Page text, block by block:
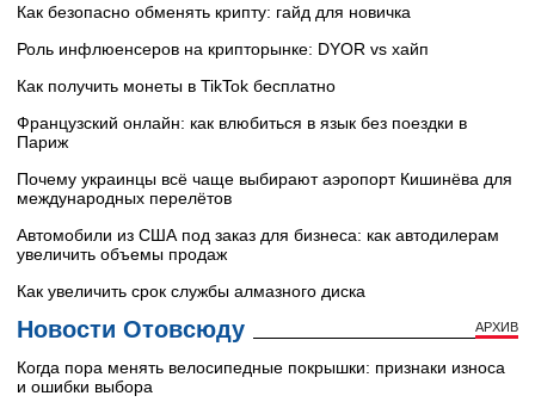
Как безопасно обменять крипту: гайд для новичка
Роль инфлюенсеров на крипторынке: DYOR vs хайп
Как получить монеты в TikTok бесплатно
Французский онлайн: как влюбиться в язык без поездки в
Париж
Почему украинцы всё чаще выбирают аэропорт Кишинёва для
международных перелётов
Автомобили из США под заказ для бизнеса: как автодилерам
увеличить объемы продаж
Как увеличить срок службы алмазного диска
Новости Отовсюду АРХИВ
Когда пора менять велосипедные покрышки: признаки износа
и ошибки выбора